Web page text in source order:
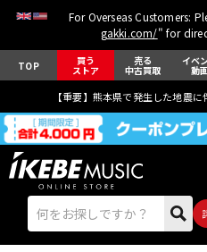
For Overseas Customers:
gakki.com/" for
TOP 買う
ストア
売る
中古買取
イベ
動
【重要】熊本県で発生した地震